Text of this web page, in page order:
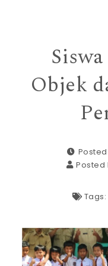
Objek
Posted
Tags: